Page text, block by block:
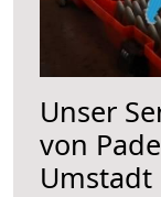
Unser
von
Umstadt